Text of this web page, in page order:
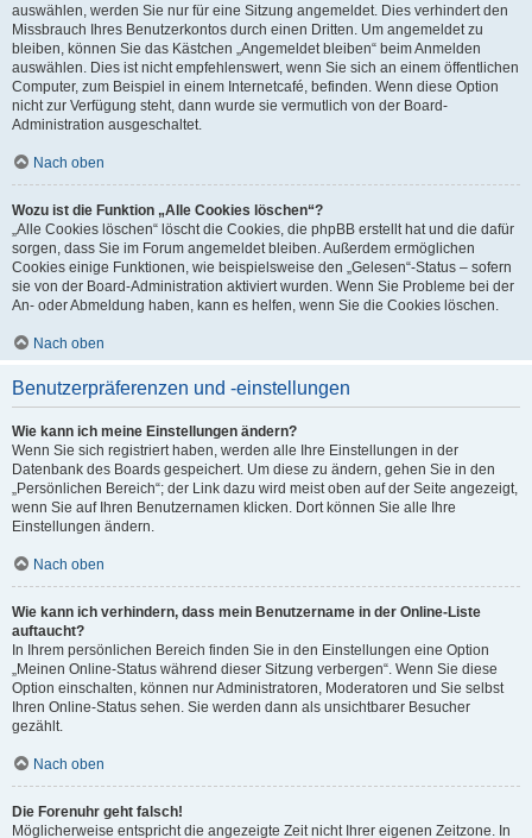
auswählen, werden Sie nur für eine Sitzung angemeldet. Dies verhindert den
Missbrauch Ihres Benutzerkontos durch einen Dritten. Um angemeldet zu
bleiben, können Sie das Kästchen „Angemeldet bleiben“ beim Anmelden
auswählen. Dies ist nicht empfehlenswert, wenn Sie sich an einem öffentlichen
Computer, zum Beispiel in einem Internetcafé, befinden. Wenn diese Option
nicht zur Verfügung steht, dann wurde sie vermutlich von der Board-
Administration ausgeschaltet.
Nach oben
Wozu ist die Funktion „Alle Cookies löschen“?
„Alle Cookies löschen“ löscht die Cookies, die phpBB erstellt hat und die dafür
sorgen, dass Sie im Forum angemeldet bleiben. Außerdem ermöglichen
Cookies einige Funktionen, wie beispielsweise den „Gelesen“-Status – sofern
sie von der Board-Administration aktiviert wurden. Wenn Sie Probleme bei der
An- oder Abmeldung haben, kann es helfen, wenn Sie die Cookies löschen.
Nach oben
Benutzerpräferenzen und -einstellungen
Wie kann ich meine Einstellungen ändern?
Wenn Sie sich registriert haben, werden alle Ihre Einstellungen in der
Datenbank des Boards gespeichert. Um diese zu ändern, gehen Sie in den
„Persönlichen Bereich“; der Link dazu wird meist oben auf der Seite angezeigt,
wenn Sie auf Ihren Benutzernamen klicken. Dort können Sie alle Ihre
Einstellungen ändern.
Nach oben
Wie kann ich verhindern, dass mein Benutzername in der Online-Liste
auftaucht?
In Ihrem persönlichen Bereich finden Sie in den Einstellungen eine Option
„Meinen Online-Status während dieser Sitzung verbergen“. Wenn Sie diese
Option einschalten, können nur Administratoren, Moderatoren und Sie selbst
Ihren Online-Status sehen. Sie werden dann als unsichtbarer Besucher
gezählt.
Nach oben
Die Forenuhr geht falsch!
Möglicherweise entspricht die angezeigte Zeit nicht Ihrer eigenen Zeitzone. In